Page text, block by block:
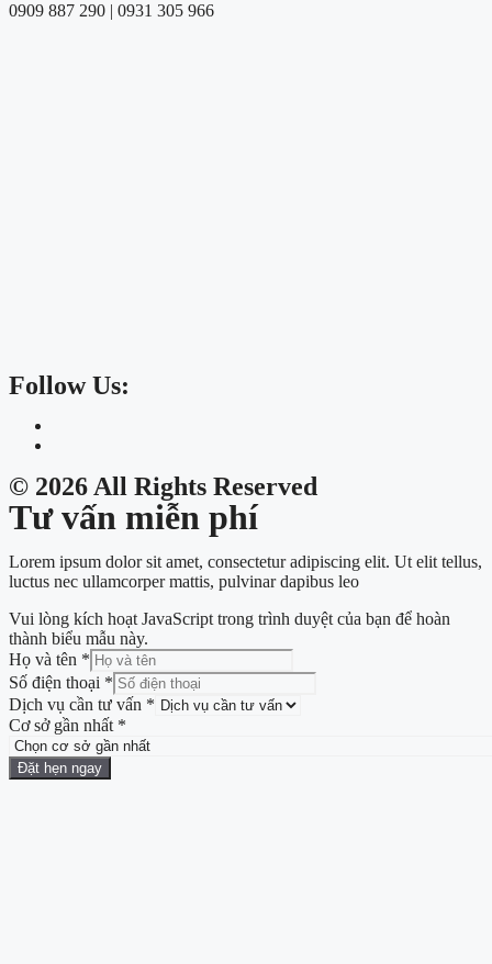
0909 887 290 | 0931 305 966
Follow Us:
© 2026 All Rights Reserved
Tư vấn miễn phí
Lorem ipsum dolor sit amet, consectetur adipiscing elit. Ut elit tellus,
luctus nec ullamcorper mattis, pulvinar dapibus leo
Vui lòng kích hoạt JavaScript trong trình duyệt của bạn để hoàn
thành biểu mẫu này.
Họ và tên *
Số điện thoại *
Dịch vụ cần tư vấn *
Cơ sở gần nhất *
Đặt hẹn ngay